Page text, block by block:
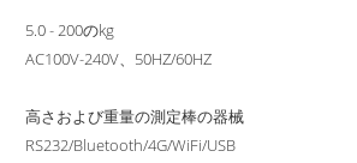
5.0 - 200のkg
AC100V-240V、50HZ/60HZ
高さおよび重量の測定棒の器械
RS232/Bluetooth/4G/WiFi/USB